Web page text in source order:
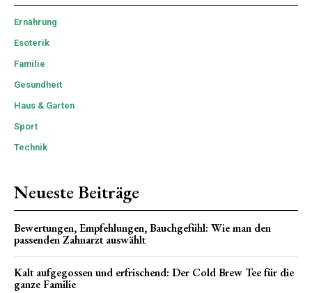
Ernährung
Esoterik
Familie
Gesundheit
Haus & Garten
Sport
Technik
Neueste Beiträge
Bewertungen, Empfehlungen, Bauchgefühl: Wie man den
passenden Zahnarzt auswählt
Kalt aufgegossen und erfrischend: Der Cold Brew Tee für die
ganze Familie